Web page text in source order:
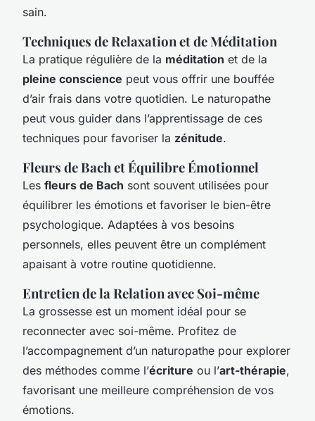
sain.
Techniques de Relaxation et de Méditation
La pratique régulière de la méditation et de la
pleine conscience peut vous offrir une bouffée
d’air frais dans votre quotidien. Le naturopathe
peut vous guider dans l’apprentissage de ces
techniques pour favoriser la zénitude.
Fleurs de Bach et Équilibre Émotionnel
Les fleurs de Bach sont souvent utilisées pour
équilibrer les émotions et favoriser le bien-être
psychologique. Adaptées à vos besoins
personnels, elles peuvent être un complément
apaisant à votre routine quotidienne.
Entretien de la Relation avec Soi-même
La grossesse est un moment idéal pour se
reconnecter avec soi-même. Profitez de
l’accompagnement d’un naturopathe pour explorer
des méthodes comme l’écriture ou l’art-thérapie,
favorisant une meilleure compréhension de vos
émotions.